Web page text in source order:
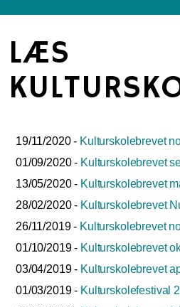
LÆS
19/11/2020 - Kulturskolebrevet
01/09/2020 - Kulturskolebrevet
13/05/2020 - Kulturskolebrevet
28/02/2020 - Kulturskolebrevet
26/11/2019 - Kulturskolebrevet
01/10/2019 - Kulturskolebrevet
03/04/2019 - Kulturskolebrevet
01/03/2019 - Kulturskolefestival